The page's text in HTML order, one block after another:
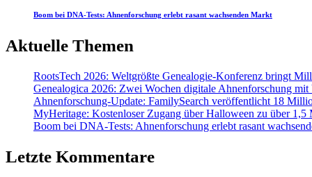
Boom bei DNA-Tests: Ahnenforschung erlebt rasant wachsenden Markt
Aktuelle Themen
RootsTech 2026: Weltgrößte Genealogie-Konferenz bringt
Genealogica 2026: Zwei Wochen digitale Ahnenforschung mit
Ahnenforschung-Update: FamilySearch veröffentlicht 18
MyHeritage: Kostenloser Zugang über Halloween zu über 1,5
Boom bei DNA-Tests: Ahnenforschung erlebt rasant
Letzte Kommentare